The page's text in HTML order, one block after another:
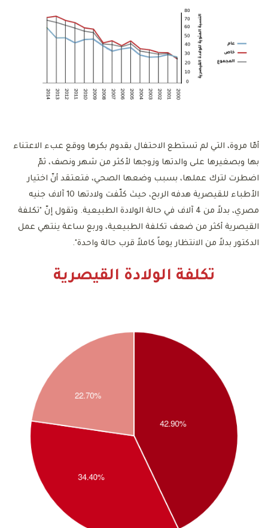
أمّا مروة، التي لم تستطع الاحتفال بقدوم بكرها ووقع عبء الاعتناء
بها وبصغيرها على والدتها وزوجها لأكثر من شهر ونصف، ثمّ
اضطرت لترك عملها، بسبب وضعها الصحي، فتعتقد أنّ اختيار
الأطباء للقيصرية هدفه الربح، حيث كلّفت ولادتها 10 آلاف جنيه
مصري، بدلاً من 4 آلاف في حالة الولادة الطبيعية. وتقول إنّ "تكلفة
القيصرية أكثر من ضعف تكلفة الطبيعية، وربع ساعة ينتهي عمل
الدكتور بدلاً من الانتظار يوماً كاملاً قرب حالة واحدة".
تكلفة الولادة القيصرية